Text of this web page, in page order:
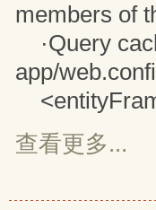
members of
·Query
app/
查看更多...